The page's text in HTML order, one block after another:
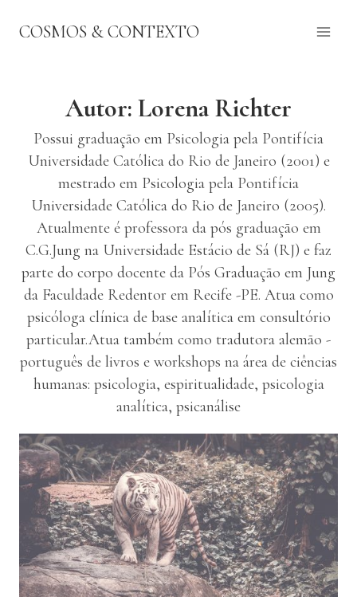
paraCOSMOS & CONTEXTO
Autor: Lorena Richter
Possui graduação em Psicologia pela Pontifícia
Universidade Católica do Rio de Janeiro (2001) e
mestrado em Psicologia pela Pontifícia
Universidade Católica do Rio de Janeiro (2005).
Atualmente é professora da pós graduação em
C.G.Jung na Universidade Estácio de Sá (RJ) e faz
parte do corpo docente da Pós Graduação em Jung
da Faculdade Redentor em Recife -PE. Atua como
psicóloga clínica de base analítica em consultório
particular.Atua também como tradutora alemão -
português de livros e workshops na área de ciências
humanas: psicologia, espiritualidade, psicologia
analítica, psicanálise